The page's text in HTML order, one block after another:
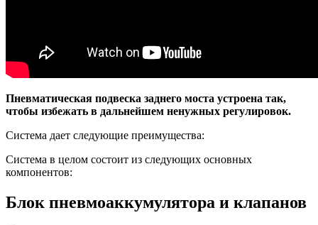
Пневматическая подвеска заднего моста устроена так,
чтобы избежать в дальнейшем ненужных регулировок.
Система дает следующие преимущества:
Система в целом состоит из следующих основных
компонентов:
Блок пневмоаккумулятора и клапанов